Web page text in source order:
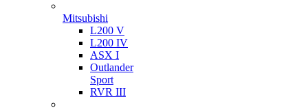
Mitsubishi
L200 V
L200 IV
ASX I
Outlander
Sport
RVR III